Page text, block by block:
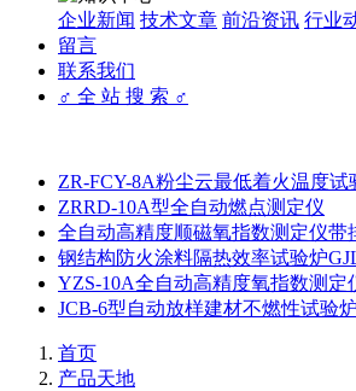
企业新闻 技术文章 前沿资讯 行业
留言
联系我们
♂ 全 站 搜 索 ♂
ZR-FCY-8A粉尘云最低着火温度试
ZRRD-10A型全自动燃点测定仪
全自动高精度顺磁氧指数测定仪带
钢结构防火涂料隔热效率试验炉
YZS-10A全自动高精度氧指数测定
JCB-6型自动放样建材不燃性试验炉
首页
产品天地